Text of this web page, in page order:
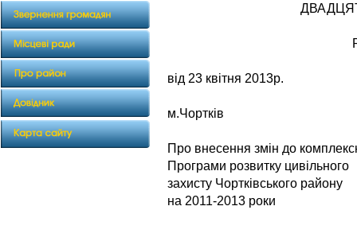
від 23 квітня 2013р.
м.Чортків
Про внесення змін до
Програми розвитку цивільного
захисту Чортківського району
на 2011-2013 роки